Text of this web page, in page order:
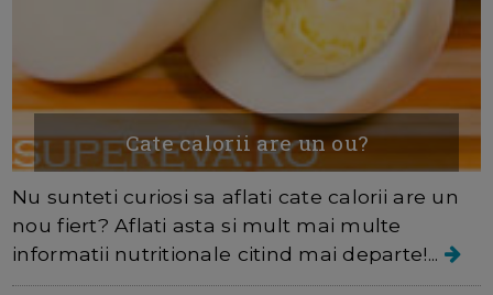
Cate calorii are un ou?
Nu sunteti curiosi sa aflati cate calorii are un
nou fiert? Aflati asta si mult mai multe
informatii nutritionale citind mai departe!...